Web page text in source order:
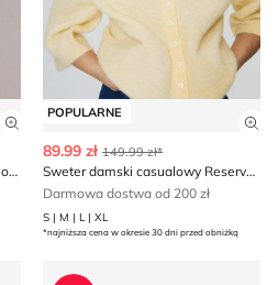
Zobacz szczegóły produktu
Reserved - Strój kąpielowy na wiosnę
POPULARNE
89.99 zł 149.99 zł*
Sweter damski casualowy Reserved
Darmowa dostwa od 200 zł
S | M | L | XL
*najniższa cena w okresie 30 dni przed obniżką
Spodnie damskie casual